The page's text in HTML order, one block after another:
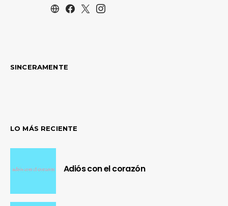
SINCERAMENTE
LO MÁS RECIENTE
Adiós con el corazón